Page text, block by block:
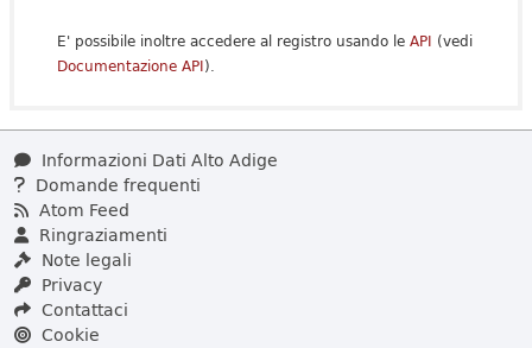
E' possibile inoltre accedere al registro usando le API (vedi
Documentazione API).
Informazioni Dati Alto Adige
Domande frequenti
Atom Feed
Ringraziamenti
Note legali
Privacy
Contattaci
Cookie